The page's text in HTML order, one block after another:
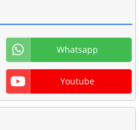
Whatsapp
Youtube